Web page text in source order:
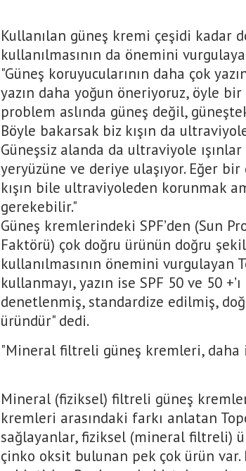
Kullanılan güneş kremi çeşidi kadar
kullanılmasının da önemini
"Güneş koruyucularının daha çok
yazın daha yoğun öneriyoruz, öyle
problem aslında güneş değil,
Böyle bakarsak biz kışın da
Güneşsiz alanda da ultraviyole
yeryüzüne ve deriye ulaşıyor. Eğer
kışın bile ultraviyoleden korunmak
gerekebilir."
Güneş kremlerindeki SPF’den (Sun
Faktörü) çok doğru ürünün doğru
kullanılmasının önemini vurgulayan
kullanmayı, yazın ise SPF 50 ve 50
denetlenmiş, standardize edilmiş,
üründür" dedi.
"Mineral filtreli güneş kremleri, daha
Mineral (fiziksel) filtreli güneş
kremleri arasındaki farkı anlatan
sağlayanlar, fiziksel (mineral filtreli)
çinko oksit bulunan pek çok ürün